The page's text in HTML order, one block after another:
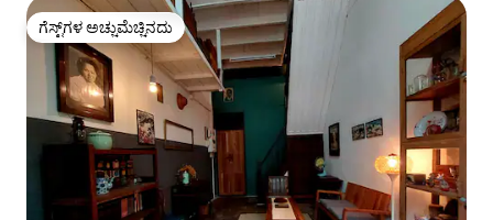
ಗೆಸ್ಟ್‌ಗಳ ಅಚ್ಚುಮೆಚ್ಚಿನದು
ಗೆಸ್ಟ್‌ಗಳ ಅಚ್ಚುಮೆಚ್ಚಿನದು